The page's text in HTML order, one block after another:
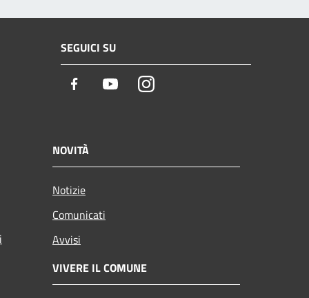
SEGUICI SU
Facebook YoutubeInstagram
NOVITÀ
Notizie
Comunicati
Avvisi
VIVERE IL COMUNE